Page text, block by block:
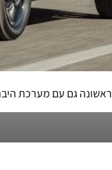
גם עם מערכת